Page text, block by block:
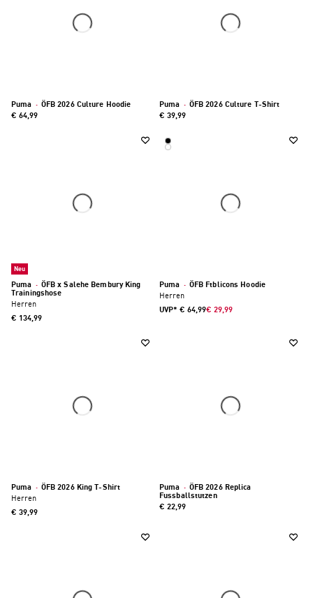
Puma · ÖFB 2026 Culture Hoodie
€ 64,99
Puma · ÖFB 2026 Culture T-Shirt
€ 39,99
Neu
Puma · ÖFB x Salehe Bembury King
Trainingshose
Herren
€ 134,99
Puma · ÖFB Ftblicons Hoodie
Herren
UVP* € 64,99€ 29,99
Puma · ÖFB 2026 King T-Shirt
Herren
€ 39,99
Puma · ÖFB 2026 Replica
Fussballstutzen
€ 22,99